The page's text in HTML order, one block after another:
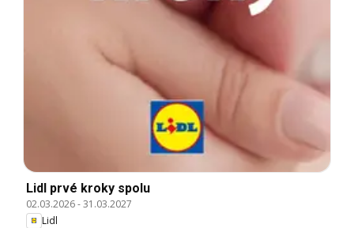
Lidl prvé kroky spolu
02.03.2026-31.03.2027
Lidl